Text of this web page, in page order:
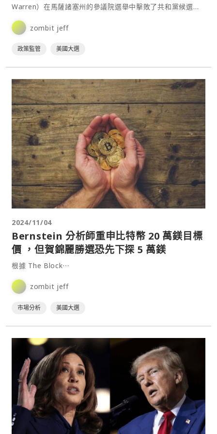
Warren）在馬薩諸塞州的參議院選舉中擊敗了共和黨候選
人、支持加密貨幣的約翰·迪頓（John Deaton），成功連
任。⋯zombit jeff
政策監管 美國大選
2024/11/04
Bernstein 分析師重申比特幣 20 萬鎂目標
價 ，但賀錦麗勝選恐先下探 5 萬鎂
根據 The Block⋯
zombit jeff
市場分析 美國大選